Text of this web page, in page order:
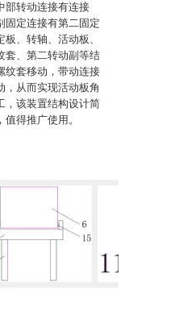
部转动连接有连接
固定连接有第二固定
、转轴、活动板、
套、第二转动副等结
纹套移动，带动连接
，从而实现活动板角
，该装置结构设计简
得推广使用。